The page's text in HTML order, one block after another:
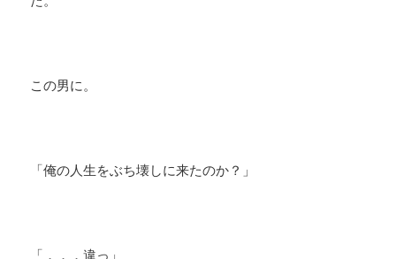
この男に。
「俺の人生をぶち壊しに来たのか？」
「．．．違っ」